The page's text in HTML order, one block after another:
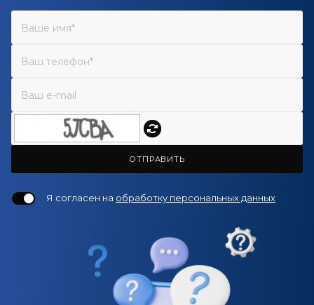
ОТПРАВИТЬ
Я согласен на обработку персональных данных